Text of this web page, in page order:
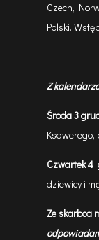
Czech,
Polski.
Z
Środa3
Czwartek4
dziewicy i
Ze skarbca